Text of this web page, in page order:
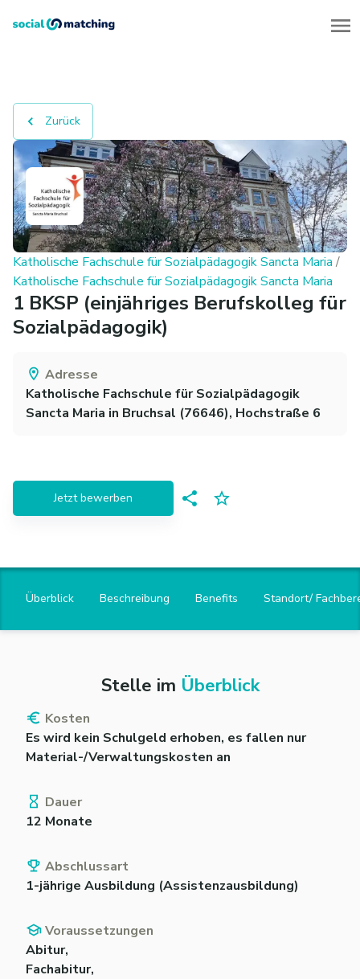
Zurück
Katholische Fachschule für Sozialpädagogik Sancta Maria /
Katholische Fachschule für Sozialpädagogik Sancta Maria
1 BKSP (einjähriges Berufskolleg für
Sozialpädagogik)
Adresse
Katholische Fachschule für Sozialpädagogik
Sancta Maria in Bruchsal (76646), Hochstraße 6
Jetzt bewerben
Überblick Beschreibung Benefits Standort/
Stelle im Überblick
Kosten
Es wird kein Schulgeld erhoben, es fallen nur
Material-/Verwaltungskosten an
Dauer
12 Monate
Abschlussart
1-jährige Ausbildung (Assistenzausbildung)
Voraussetzungen
Abitur,
Fachabitur,